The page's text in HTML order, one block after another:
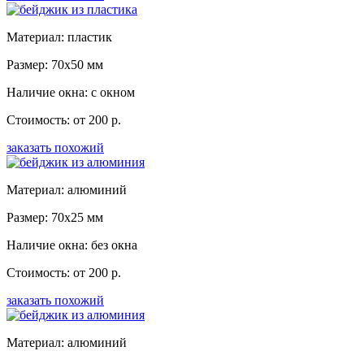
Материал: пластик
Размер: 70x50 мм
Наличие окна: с окном
Стоимость: от 200 р.
заказать похожий
Материал: алюминий
Размер: 70x25 мм
Наличие окна: без окна
Стоимость: от 200 р.
заказать похожий
Материал: алюминий